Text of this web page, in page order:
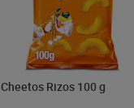
Cheetos Rizos 100 g